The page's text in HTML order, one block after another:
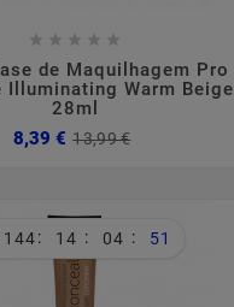
    
de Maquilhagem Pro
Illuminating Warm Beige
28ml
8,39 € 13,99 €
144: 14 : 04 : 50